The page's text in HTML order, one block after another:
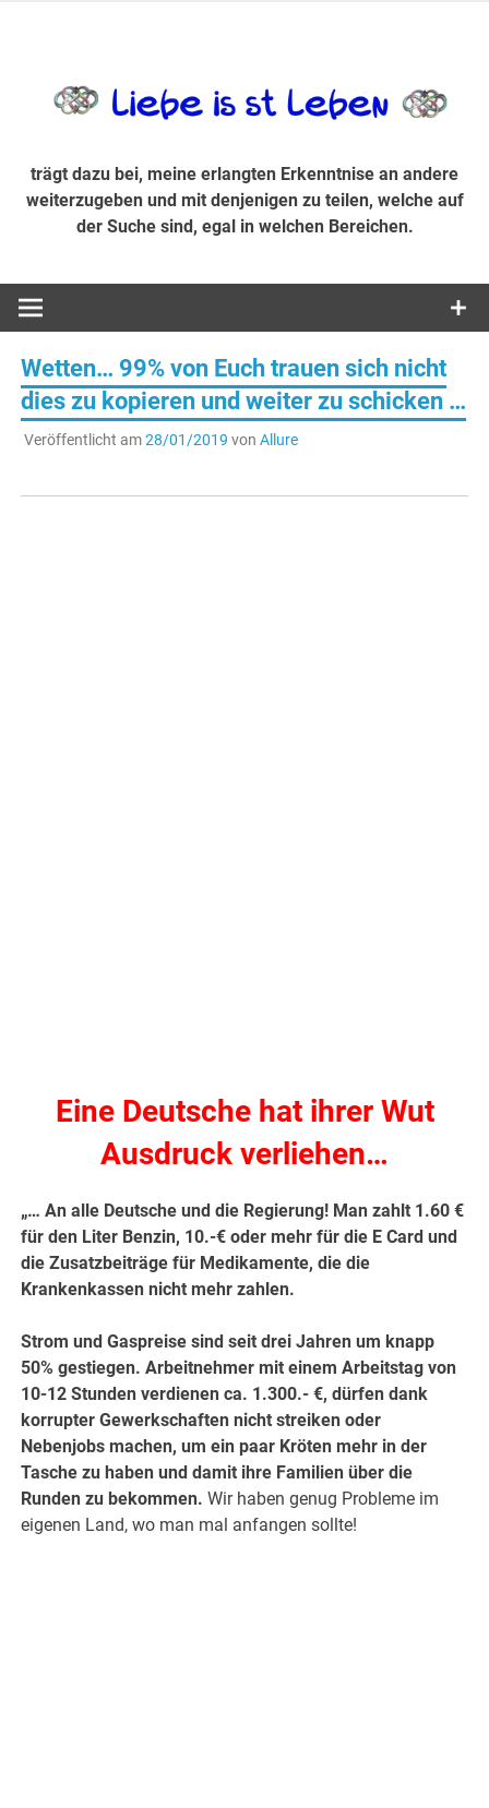
Suche sind, egal in welchen Bereichen.
trägt dazu bei, meine erlangten Erkenntnise an andere
weiterzugeben und mit denjenigen zu teilen, welche auf
der Suche sind, egal in welchen Bereichen.
Wetten… 99% von Euch trauen sich nicht
dies zu kopieren und weiter zu schicken …
Veröffentlicht am28/01/2019 von Allure
Eine Deutsche hat ihrer Wut
Ausdruck verliehen…
„… An alle Deutsche und die Regierung! Man zahlt 1.60 €
für den Liter Benzin, 10.-€ oder mehr für die E Card und
die Zusatzbeiträge für Medikamente, die die
Krankenkassen nicht mehr zahlen.
Strom und Gaspreise sind seit drei Jahren um knapp
50% gestiegen. Arbeitnehmer mit einem Arbeitstag von
10-12 Stunden verdienen ca. 1.300.- €, dürfen dank
korrupter Gewerkschaften nicht streiken oder
Nebenjobs machen, um ein paar Kröten mehr in der
Tasche zu haben und damit ihre Familien über die
Runden zu bekommen. Wir haben genug Probleme im
eigenen Land, wo man mal anfangen sollte!